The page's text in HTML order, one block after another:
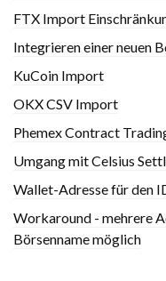
FTX Import
Integrieren einer neuen
KuCoin Import
OKX CSV Import
Phemex Contract
Umgang mit Celsius
Wallet-Adresse für den
Workaround - mehrere
Börsenname möglich